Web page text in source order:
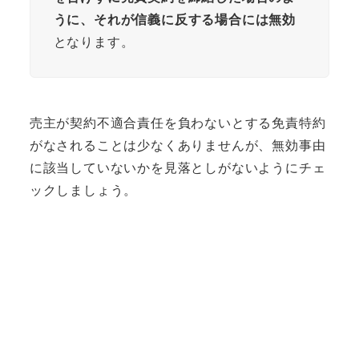
うに、それが信義に反する場合には無効
となります。
売主が契約不適合責任を負わないとする免責特約
がなされることは少なくありませんが、無効事由
に該当していないかを見落としがないようにチェ
ックしましょう。